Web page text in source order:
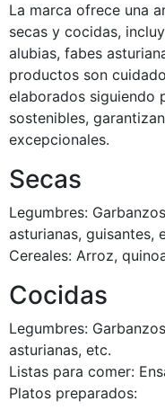
La marca ofrece una
secas y cocidas,
alubias, fabes
productos son
elaborados siguiendo
sostenibles,
excepcionales.
Secas
Legumbres:
asturianas, guisantes,
Cereales: Arroz,
Cocidas
Legumbres:
asturianas, etc.
Listas para comer:
Platos preparados: